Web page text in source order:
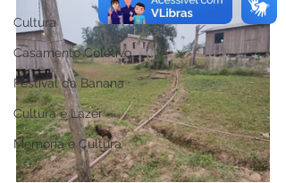
Cultura
Casamento Coletivo
Festival da Banana
Cultura e Lazer
Memória e Cultura